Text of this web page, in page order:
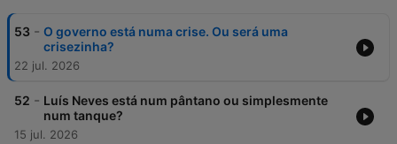
53 - O governo está numa crise. Ou será uma
crisezinha?
22 jul. 2026
52 - Luís Neves está num pântano ou simplesmente
num tanque?
15 jul. 2026